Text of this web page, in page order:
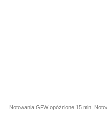
Notowania GPW opóźnione 15 min.